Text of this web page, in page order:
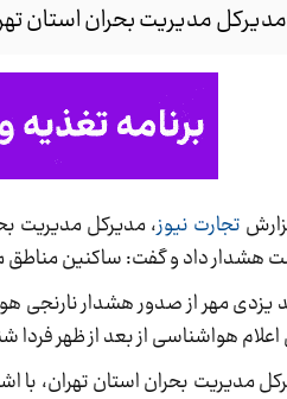
مدیرکل مدیریت بحران استان
تجارت نیوز
داد و گفت: ساکنین مناطق
یزدی مهر از صدور هشدار نارنجی
از بعد از ظهر فردا شنبه ۱۱ اسفندماه تا پایان اواخر وقت یک شنبه ۱۲ اسفندماه شاهد این مخاطره
مدیریت بحران استان تهران، با